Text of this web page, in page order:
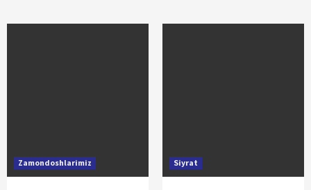
Zamondoshlarimiz Siyrat